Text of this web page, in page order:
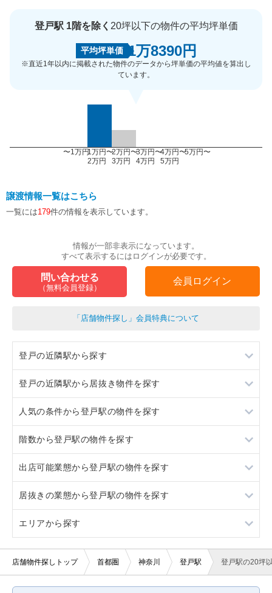
登戸駅 1階を除く 20坪以下の物件の平均坪単価
平均坪単価 1万8390円
※直近1年以内に掲載された物件のデータから坪単価の平均値を算出し
ています。
〜1万円1万円〜
2万円
2万円〜
3万円
3万円〜
4万円
4万円〜
5万円
5万円〜
譲渡情報一覧はこちら
一覧には179件の情報を表示しています。
情報が一部非表示になっています。
すべて表示するにはログインが必要です。
問い合わせる
（無料会員登録）
会員ログイン
「店舗物件探し」会員特典について
登戸の近隣駅から探す
向ヶ丘遊園
久地
登戸の近隣駅から居抜き物件を探す
向ヶ丘遊園
久地
人気の条件から登戸駅の物件を探す
居抜き
スケルトン
看板取り付け可
20坪以下
階数から登戸駅の物件を探す
地下
1階
2階
3階以上
出店可能業態から登戸駅の物件を探す
重飲食
軽飲食
バー・クラブ
居抜きの業態から登戸駅の物件を探す
その他
その他店舗物件
エリアから探す
東京23区
店舗物件探しトップ 首都圏 神奈川 登戸駅 登戸駅の20坪